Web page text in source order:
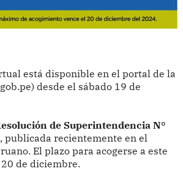
está disponible en el portal de la
desde el sábado 19 de
de Superintendencia N°
, publicada recientemente en el
El plazo para acogerse a este
de diciembre.